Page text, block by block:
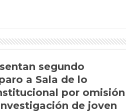
segundo
a Sala de lo
por omisión
de joven